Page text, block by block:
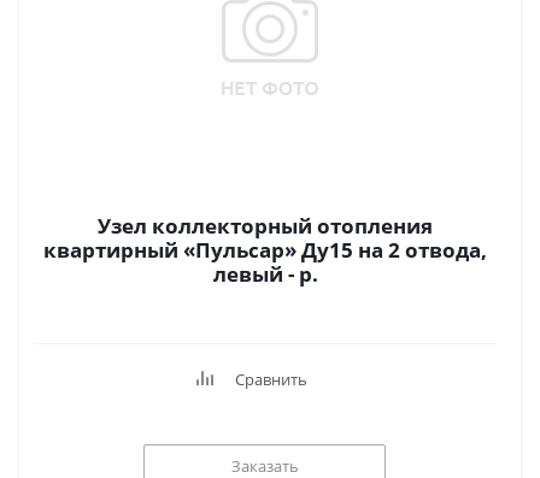
Узел коллекторный отопления
квартирный «Пульсар» Ду15 на 2 отвода,
левый - р.
Сравнить
Заказать